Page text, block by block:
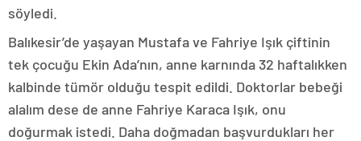
söyledi.
Balıkesir’de yaşayan Mustafa ve Fahriye Işık çiftinin
tek çocuğu Ekin Ada’nın, anne karnında 32 haftalıkken
kalbinde tümör olduğu tespit edildi. Doktorlar bebeği
alalım dese de anne Fahriye Karaca Işık, onu
doğurmak istedi. Daha doğmadan başvurdukları her